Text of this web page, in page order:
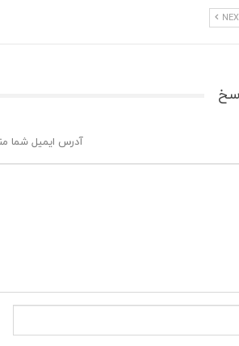
آدرس ایمیل شما